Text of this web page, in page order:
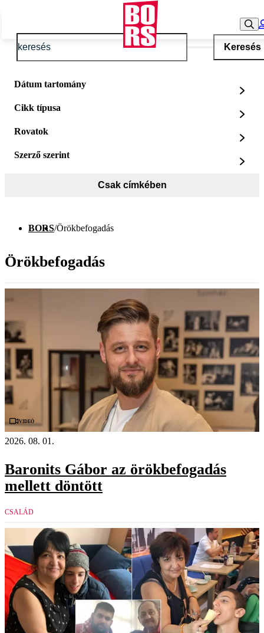
Keresés
Dátum tartomány
Cikk típusa
Rovatok
Szerző szerint
Csak címkében
BORS/Örökbefogadás
Örökbefogadás
Videó
2026. 08. 01.
Baronits Gábor az örökbefogadás
mellett döntött
CSALÁD